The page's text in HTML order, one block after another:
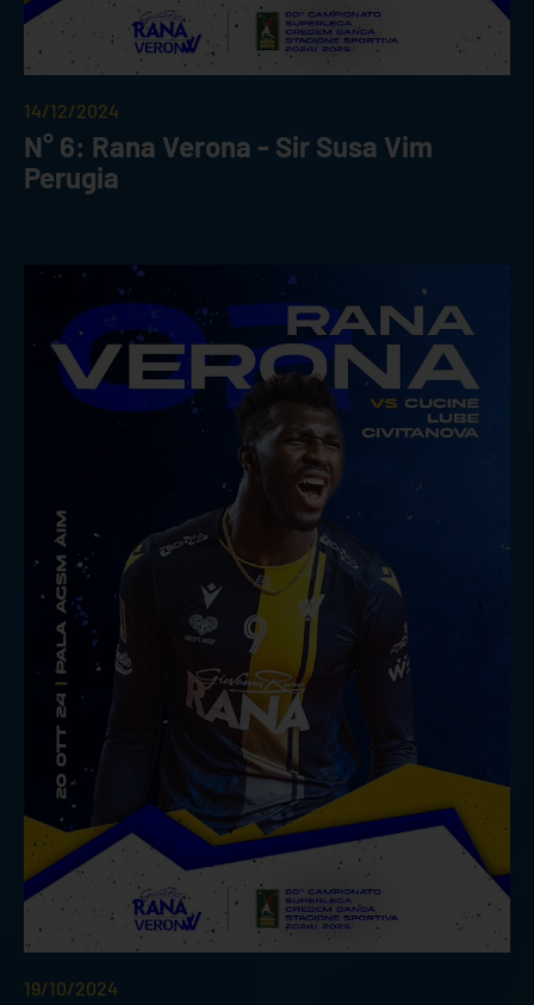
14/12/2024
N° 6: Rana Verona - Sir Susa Vim
Perugia
19/10/2024